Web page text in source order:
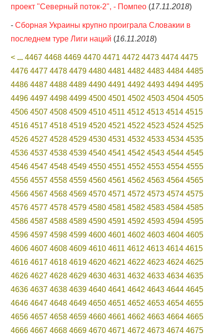
проект "Северный поток-2", - Помпео (17.11.2018)
-Сборная Украины крупно проиграла Словакии в
последнем туре Лиги наций (16.11.2018)
< ... 4467 4468 4469 4470 4471 4472 4473 4474 4475
4476 4477 4478 4479 4480 4481 4482 4483 4484 4485
4486 4487 4488 4489 4490 4491 4492 4493 4494 4495
4496 4497 4498 4499 4500 4501 4502 4503 4504 4505
4506 4507 4508 4509 4510 4511 4512 4513 4514 4515
4516 4517 4518 4519 4520 4521 4522 4523 4524 4525
4526 4527 4528 4529 4530 4531 4532 4533 4534 4535
4536 4537 4538 4539 4540 4541 4542 4543 4544 4545
4546 4547 4548 4549 4550 4551 4552 4553 4554 4555
4556 4557 4558 4559 4560 4561 4562 4563 4564 4565
4566 4567 4568 4569 4570 4571 4572 4573 4574 4575
4576 4577 4578 4579 4580 4581 4582 4583 4584 4585
4586 4587 4588 4589 4590 4591 4592 4593 4594 4595
4596 4597 4598 4599 4600 4601 4602 4603 4604 4605
4606 4607 4608 4609 4610 4611 4612 4613 4614 4615
4616 4617 4618 4619 4620 4621 4622 4623 4624 4625
4626 4627 4628 4629 4630 4631 4632 4633 4634 4635
4636 4637 4638 4639 4640 4641 4642 4643 4644 4645
4646 4647 4648 4649 4650 4651 4652 4653 4654 4655
4656 4657 4658 4659 4660 4661 4662 4663 4664 4665
4666 4667 4668 4669 4670 4671 4672 4673 4674 4675